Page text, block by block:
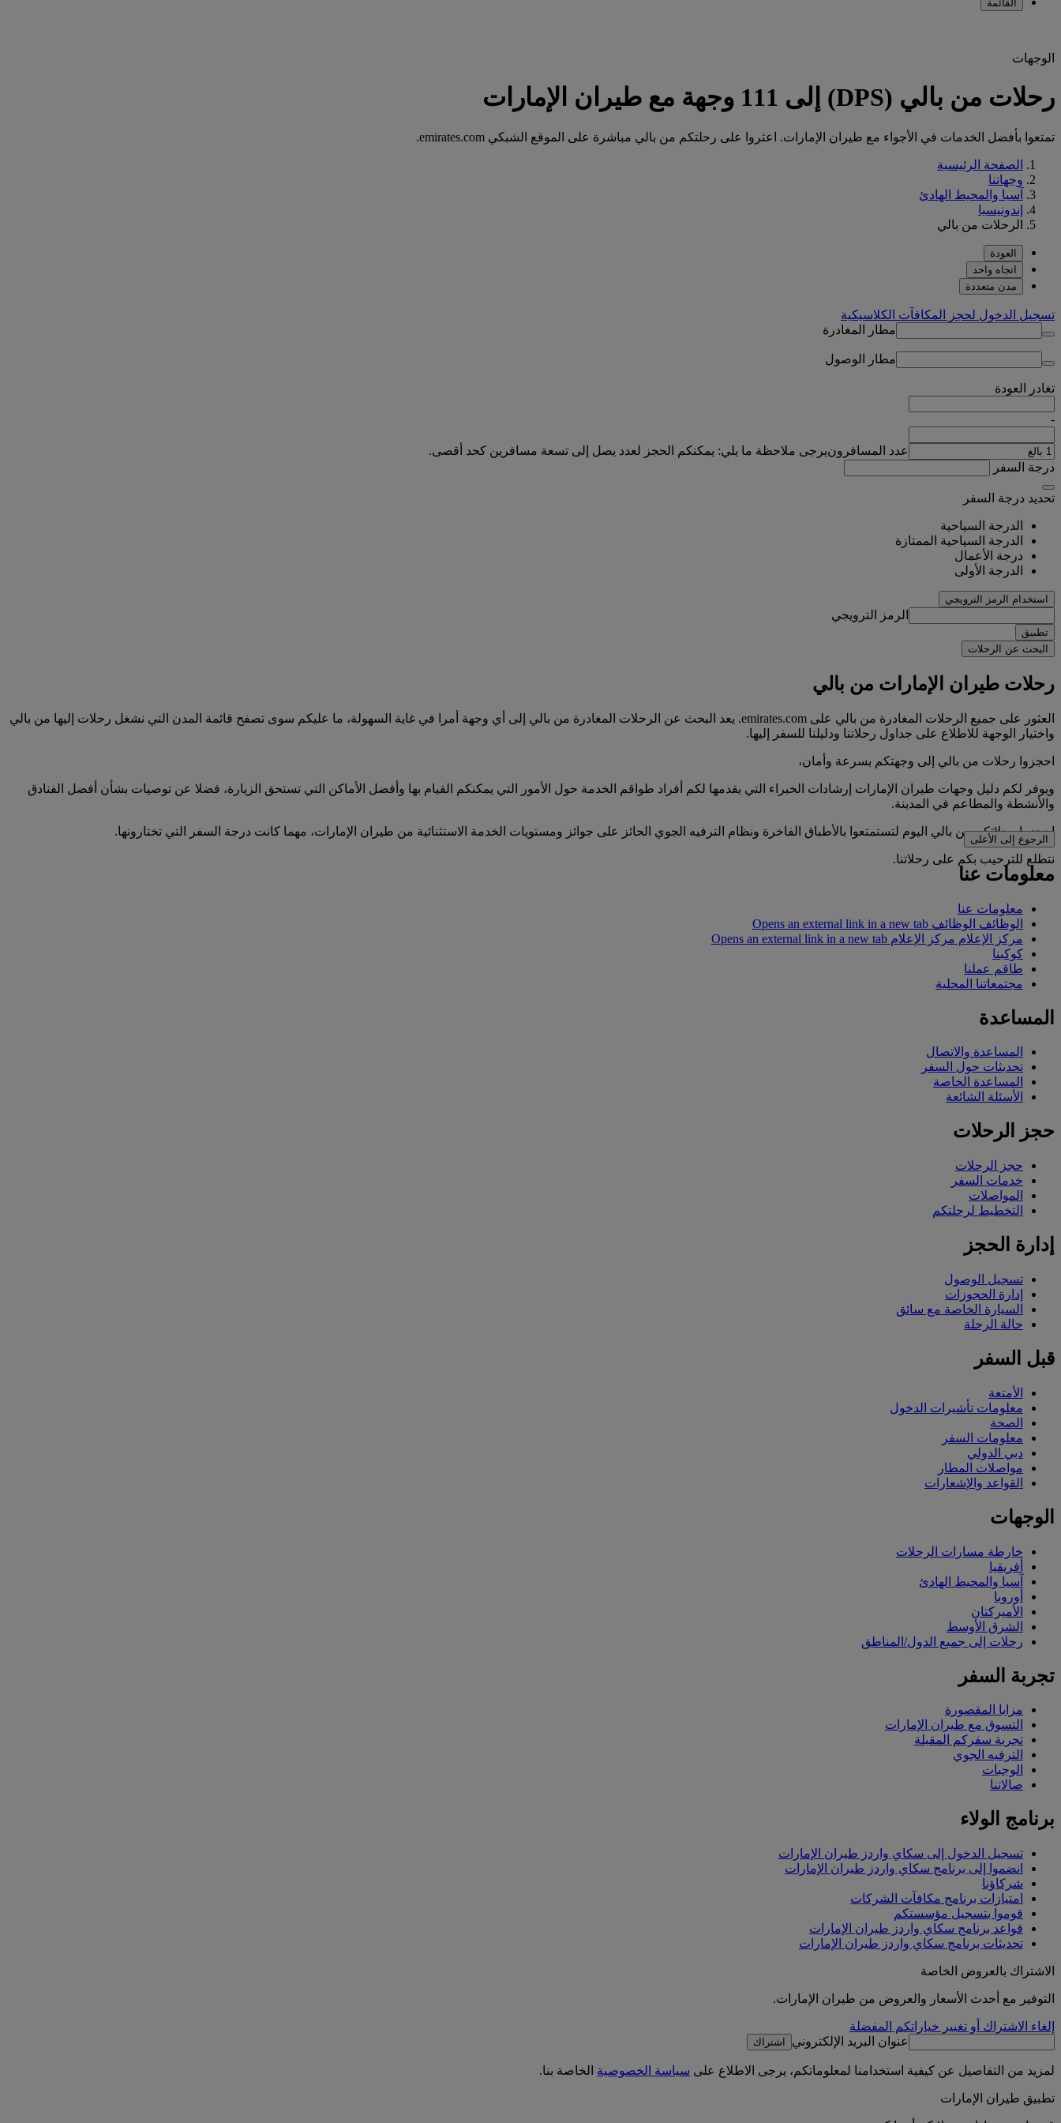
القائمة
الوجهات
رحلات من بالي (DPS) إلى 111 وجهة مع طيران الإمارات
تمتعوا بأفضل الخدمات في الأجواء مع طيران الإمارات. اعثروا على رحلتكم من بالي مباشرة على الموقع الشبكي emirates.com.
الصفحة الرئيسية
وجهاتنا
آسيا والمحيط الهادئ
إندونيسيا
الرحلات من بالي
العودة
اتجاه واحد
مدن متعددة
تسجيل الدخول لحجز المكافآت الكلاسيكية
مطار المغادرة
مطار الوصول
تغادر العودة
-
عدد المسافرونيرجى ملاحظة ما يلي: يمكنكم الحجز لعدد يصل إلى تسعة مسافرين كحد أقصى.
درجة السفر
تحديد درجة السفر
الدرجة السياحية
الدرجة السياحية الممتازة
درجة الأعمال
الدرجة الأولى
استخدام الرمز الترويجي
الرمز الترويجي
تطبيق
البحث عن الرحلات
رحلات طيران الإمارات من بالي
العثور على جميع الرحلات المغادرة من بالي على emirates.com. يعد البحث عن الرحلات المغادرة من بالي إلى أي وجهة أمرا في غاية السهولة، ما عليكم سوى تصفح قائمة المدن التي نشغل رحلات إليها من بالي
واختيار الوجهة للاطلاع على جداول رحلاتنا ودليلنا للسفر إليها.
احجزوا رحلات من بالي إلى وجهتكم بسرعة وأمان،
ويوفر لكم دليل وجهات طيران الإمارات إرشادات الخبراء التي يقدمها لكم أفراد طواقم الخدمة حول الأمور التي يمكنكم القيام بها وأفضل الأماكن التي تستحق الزيارة، فضلا عن توصيات بشأن أفضل الفنادق
والأنشطة والمطاعم في المدينة.
احجزوا رحلاتكم من بالي اليوم لتستمتعوا بالأطباق الفاخرة ونظام الترفيه الجوي الحائز على جوائز ومستويات الخدمة الاستثنائية من طيران الإمارات، مهما كانت درجة السفر التي تختارونها.
نتطلع للترحيب بكم على رحلاتنا.
الرجوع إلى الأعلى
معلومات عنا
معلومات عنا
الوظائف الوظائف Opens an external link in a new tab
مركز الإعلام مركز الإعلام Opens an external link in a new tab
كوكبنا
طاقم عملنا
مجتمعاتنا المحلية
المساعدة
المساعدة والاتصال
تحديثات حول السفر
المساعدة الخاصة
الأسئلة الشائعة
حجز الرحلات
حجز الرحلات
خدمات السفر
المواصلات
التخطيط لرحلتكم
إدارة الحجز
تسجيل الوصول
إدارة الحجوزات
السيارة الخاصة مع سائق
حالة الرحلة
قبل السفر
الأمتعة
معلومات تأشيرات الدخول
الصحة
معلومات السفر
دبي الدولي
مواصلات المطار
القواعد والإشعارات
الوجهات
خارطة مسارات الرحلات
أفريقيا
آسيا والمحيط الهادئ
أوروبا
الأميركتان
الشرق الأوسط
رحلات إلى جميع الدول/المناطق
تجربة السفر
مزايا المقصورة
التسوق مع طيران الإمارات
تجربة سفركم المقبلة
الترفيه الجوي
الوجبات
صالاتنا
برنامج الولاء
تسجيل الدخول إلى سكاي واردز طيران الإمارات
انضموا إلى برنامج سكاي واردز طيران الإمارات
شركاؤنا
امتيازات برنامج مكافآت الشركات
قوموا بتسجيل مؤسستكم
قواعد برنامج سكاي واردز طيران الإمارات
تحديثات برنامج سكاي واردز طيران الإمارات
الاشتراك بالعروض الخاصة
التوفير مع أحدث الأسعار والعروض من طيران الإمارات.
إلغاء الاشتراك أو تغيير خياراتكم المفضلة
عنوان البريد الإلكتروني
اشتراك
لمزيد من التفاصيل عن كيفية استخدامنا لمعلوماتكم، يرجى الاطلاع على سياسة الخصوصية الخاصة بنا.
تطبيق طيران الإمارات